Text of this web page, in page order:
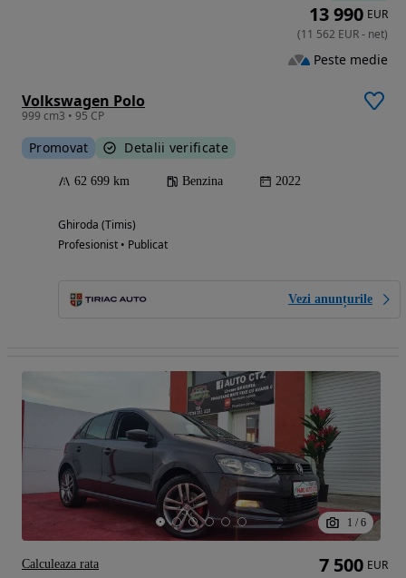
Volkswagen Polo
999 cm3 • 95 CP
Promovat Detalii verificate
62 699 km Benzina 2022
Ghiroda (Timis)
Profesionist • Publicat
Vezi anunțurile
13 990 EUR
(11 562 EUR- net)
Peste medie
1 / 6
7 500 EUR
Calculeaza rata